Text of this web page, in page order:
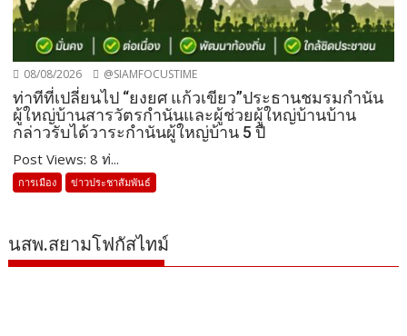
08/08/2026 @SIAMFOCUSTIME
ท่าทีที่เปลี่ยนไป “ยงยศ แก้วเขียว”ประธานชมรมกำนัน
ผู้ใหญ่บ้านสารวัตรกำนันและผู้ช่วยผู้ใหญ่บ้านบ้าน
กล่าวรับได้วาระกำนันผู้ใหญ่บ้าน 5 ปี
Post Views: 8 ท่...
การเมือง ข่าวประชาสัมพันธ์
นสพ.สยามโฟกัสไทม์